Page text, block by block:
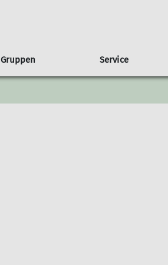
Trainer
Programm Gemeinschaftstouren
Gruppen
Übersicht
Service
Klimawandel in den Alpen